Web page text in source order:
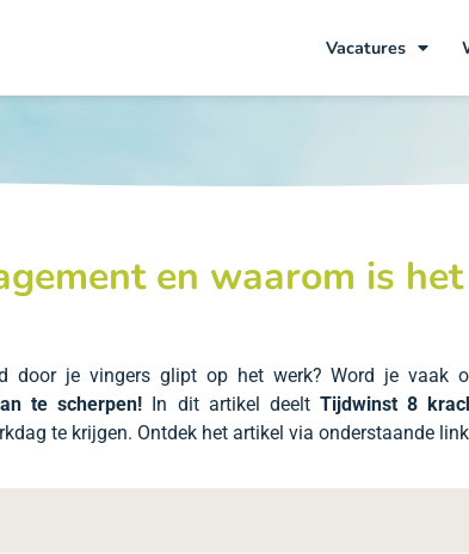
Vacatures
en waarom is
door je vingers glipt op het werk? Word je vaak
te scherpen! In dit artikel deelt Tijdwinst 8
te krijgen. Ontdek het artikel via onderstaande